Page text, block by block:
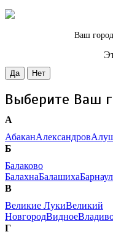
Ваш
Да Нет
Выберите Ваш
А
АбаканАлександров
Б
Балаково
БалахнаБалашихаБарнаул
В
Великие ЛукиВеликий
НовгородВидное
Г